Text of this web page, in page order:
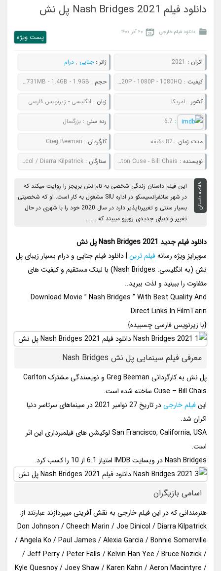
دانلود فیلم Nash Bridges 2021 پل نش
دانلود فیلم خارجی ۲۰ آذر ۱۴۰۰
پست ويژه
اکران : 2021 ژانر :جنایی , درام
کيفيت : 480P - 720P - 1080P - 1080HQ حجم : 514MB - 731MB - 1.4GB - 1.9GB
کشور :آمریکا زبان : انگلیسی - زیرنویس فارسی
:
6.7 رده سني : بزرگسال
مدت زمان :82 دقیقه کارگردان : Greg Beeman
نويسنده : Carlton Cuse - Bill Chais ستارگان : Don Johnson / Cheech Marin / Joe Dinicol / Diarra Kilpatrick
خلاصه داستان
این فیلم داستان زندگی شخصی به نام نش بریجز را روایت میکند که
در شهر سانفرانسیسکو در اداره SIU مشغول به کار است. او که شخصیتی
بسیار سنتی و تغییرناپذیر دارد در سال 2020 خود را با شهری در حال
تغییر و دنیای جدیدی روبرو میبیند که .......
دانلود فیلم جدید Nash Bridges 2021 پل نش
سوپرایز ویژه رسانهفیلم ترین | دانلود فیلم جنایی و درام بسیار زیبای پل
نش (به انگلیسی: Nash Bridges) با لینک مستقیم و کیفیت های
متفاوت را ببینید و لذت ببرید..
Download Movie ” Nash Bridges ” With Best Quality And
Direct Links In FilmTarin
{با زیرنویس فارسی چسبیده}
معرفی فیلم سینمایی پل نش Nash Bridges
پل نش به کارگردانی Greg Beeman و نویسندگی مشترک Carlton
Cuse – Bill Chais ساخته شده است.
اینفیلم خارجی
در تاریخ 27 نوامبر 2021 در سینماهای سرتاسر دنیا
اکران شد.
San Francisco, California, USA لوکیشن های فیلمبرداری این اثر
است.
Nash Bridges در وبسایت IMDB امتیاز 6.1 از 10 را کسب کرد.
اسامی بازیگران
هنرمندانی که در این فیلم خارجی به نقش آفرینی میپردازند عبارتند از:
Don Johnson / Cheech Marin / Joe Dinicol / Diarra Kilpatrick
/ Angela Ko / Paul James / Alexia Garcia / Bonnie Somerville
/ Jeff Perry / Peter Falls / Kelvin Han Yee / Bruce Nozick /
Kyle Quesnoy / Joey Shaw / Karen Kahn / Aeron Macintyre /